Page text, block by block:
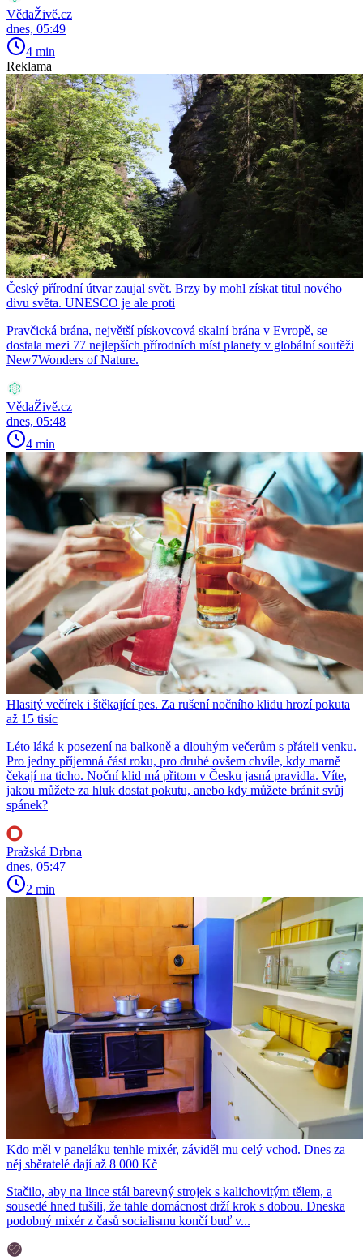
VědaŽivě.cz
dnes, 05:49
4 min
Reklama
Český přírodní útvar zaujal svět. Brzy by mohl získat titul nového
divu světa. UNESCO je ale proti
Pravčická brána, největší pískovcová skalní brána v Evropě, se
dostala mezi 77 nejlepších přírodních míst planety v globální soutěži
New7Wonders of Nature.
VědaŽivě.cz
dnes, 05:48
4 min
Hlasitý večírek i štěkající pes. Za rušení nočního klidu hrozí pokuta
až 15 tisíc
Léto láká k posezení na balkoně a dlouhým večerům s přáteli venku.
Pro jedny příjemná část roku, pro druhé ovšem chvíle, kdy marně
čekají na ticho. Noční klid má přitom v Česku jasná pravidla. Víte,
jakou můžete za hluk dostat pokutu, anebo kdy můžete bránit svůj
spánek?
Pražská Drbna
dnes, 05:47
2 min
Kdo měl v paneláku tenhle mixér, záviděl mu celý vchod. Dnes za
něj sběratelé dají až 8 000 Kč
Stačilo, aby na lince stál barevný strojek s kalichovitým tělem, a
sousedé hned tušili, že tahle domácnost drží krok s dobou. Dneska
podobný mixér z časů socialismu končí buď v...